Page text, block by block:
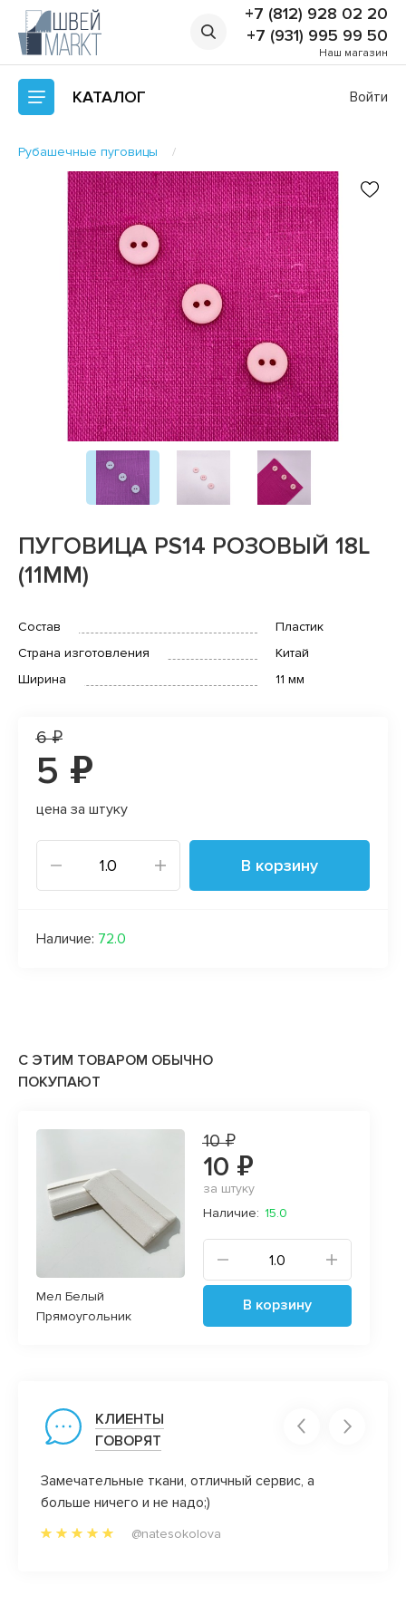
+7 (812) 928 02 20
+7 (931) 995 99 50
Наш магазин
КАТАЛОГ Войти
Рубашечные пуговицы
ПУГОВИЦА PS14 РОЗОВЫЙ 18L
(11MM)
Состав
Пластик
Страна изготовления
Китай
Ширина
11 мм
6 ₽
5 ₽
цена за штуку
В корзину
Наличие: 72.0
С ЭТИМ ТОВАРОМ ОБЫЧНО
ПОКУПАЮТ
Мел Белый
Прямоугольник
10 ₽
10 ₽
за штуку
Наличие: 15.0
В корзину
КЛИЕНТЫ
ГОВОРЯТ
Замечательные ткани, отличный сервис, а
больше ничего и не надо;)
@natesokolova